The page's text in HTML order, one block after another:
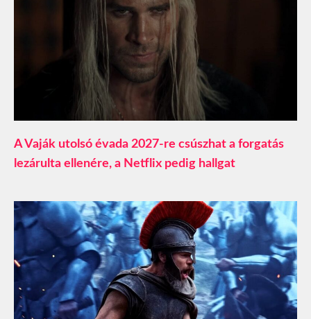
A Vaják utolsó évada 2027-re csúszhat a forgatás
lezárulta ellenére, a Netflix pedig hallgat